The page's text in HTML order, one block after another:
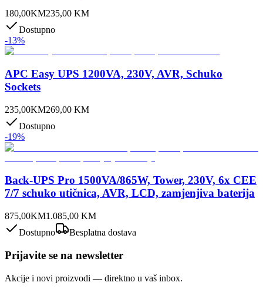
180,00KM235,00 KM
Dostupno
-13%
APC Easy UPS 1200VA, 230V, AVR, Schuko
Sockets
235,00KM269,00 KM
Dostupno
-19%
Back-UPS Pro 1500VA/865W, Tower, 230V, 6x CEE
7/7 schuko utičnica, AVR, LCD, zamjenjiva baterija
875,00KM1.085,00 KM
Dostupno
Besplatna dostava
Prijavite se na newsletter
Akcije i novi proizvodi — direktno u vaš inbox.